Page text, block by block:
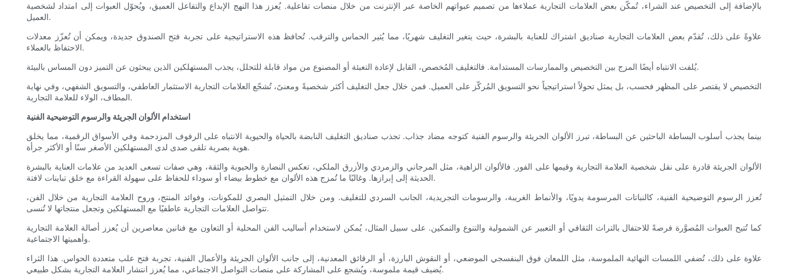
بالإضافة إلى التخصيص عند الشراء، تُمكّن بعض العلامات التجارية عملاءها من تصميم عبواتهم الخاصة عبر الإنترنت من خلال منصات تفاعلية. يُعزز هذا النهج الإبداع والتفاعل العميق، ويُحوّل العبوات إلى امتداد لشخصية
العميل.
علاوةً على ذلك، تُقدّم بعض العلامات التجارية صناديق اشتراك للعناية بالبشرة، حيث يتغير التغليف شهريًا، مما يُثير الحماس والترقب. تُحافظ هذه الاستراتيجية على تجربة فتح الصندوق جديدة، ويمكن أن تُعزّز معدلات
الاحتفاظ بالعملاء.
يُلفت الانتباه أيضًا المزج بين التخصيص والممارسات المستدامة. فالتغليف المُخصص، القابل لإعادة التعبئة أو المصنوع من مواد قابلة للتحلل، يجذب المستهلكين الذين يبحثون عن التميز دون المساس بالبيئة.
التخصيص لا يقتصر على المظهر فحسب، بل يمثل تحولاً استراتيجياً نحو التسويق المُركّز على العميل. فمن خلال جعل التغليف أكثر شخصيةً ومعنىً، تُشجّع العلامات التجارية الاستثمار العاطفي، والتسويق الشفهي، وفي نهاية
المطاف، الولاء للعلامة التجارية.
استخدام الألوان الجريئة والرسوم التوضيحية الفنية
بينما يجذب أسلوب البساطة الباحثين عن البساطة، تبرز الألوان الجريئة والرسوم الفنية كتوجه مضاد جذاب. تجذب صناديق التغليف النابضة بالحياة والحيوية الانتباه على الرفوف المزدحمة وفي الأسواق الرقمية، مما يخلق
هوية بصرية تلقى صدى لدى المستهلكين الأصغر سنًا أو الأكثر جرأة.
الألوان الجريئة قادرة على نقل شخصية العلامة التجارية وقيمها على الفور. فالألوان الزاهية، مثل المرجاني والزمردي والأزرق الملكي، تعكس النضارة والحيوية والثقة، وهي صفات تسعى العديد من علامات العناية بالبشرة
الحديثة إلى إبرازها. وغالبًا ما تُمزج هذه الألوان مع خطوط بيضاء أو سوداء للحفاظ على سهولة القراءة مع خلق تباينات لافتة.
تُعزز الرسوم التوضيحية الفنية، كالنباتات المرسومة يدويًا، والأنماط الغريبة، والرسومات التجريدية، الجانب السردي للتغليف. ومن خلال التمثيل البصري للمكونات، وفوائد المنتج، وروح العلامة التجارية من خلال الفن،
تتواصل العلامات التجارية عاطفيًا مع المستهلكين وتجعل منتجاتها لا تُنسى.
كما تُتيح العبوات المُصوَّرة فرصةً للاحتفال بالتراث الثقافي أو التعبير عن الشمولية والتنوع والتمكين. على سبيل المثال، يُمكن لاستخدام أساليب الفن المحلية أو التعاون مع فنانين معاصرين أن يُعزز أصالة العلامة التجارية
وأهميتها الاجتماعية.
علاوة على ذلك، تُضفي اللمسات النهائية الملموسة، مثل اللمعان فوق البنفسجي الموضعي، أو النقوش البارزة، أو الرقائق المعدنية، إلى جانب الألوان الجريئة والأعمال الفنية، تجربة فتح علب متعددة الحواس. هذا الثراء
يُضيف قيمة ملموسة، ويُشجع على المشاركة على منصات التواصل الاجتماعي، مما يُعزز انتشار العلامة التجارية بشكل طبيعي.